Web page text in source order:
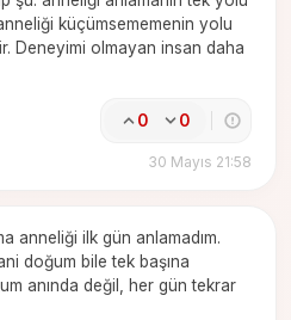
küçümsememenin yolu
Deneyimi olmayan insan daha
0 0
30 Mayıs 21:58
anneliği ilk gün anlamadım.
doğum bile tek başına
anında değil, her gün tekrar